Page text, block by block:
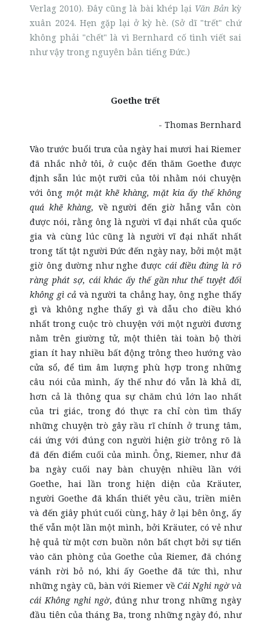
Verlag 2010). Đây cũng là bài khép lại Văn Bảnkỳ
xuân 2024. Hẹn gặp lại ở kỳ hè. (Sở dĩ "trết" chứ
không phải "chết" là vì Bernhard cố tình viết sai
như vậy trong nguyên bản tiếng Đức.)
Goethe trết
- Thomas Bernhard
Vào trước buổi trưa của ngày hai mươi hai Riemer
đã nhắc nhở tôi, ở cuộc đến thăm Goethe được
định sẵn lúc một rưỡi của tôi nhằm nói chuyện
với ông một mặt khẽ khàng, mặt kia ấy thế không
quá khẽ khàng, về người đến giờ hẵng vẫn còn
được nói, rằng ông là người vĩ đại nhất của quốc
gia và cùng lúc cũng là người vĩ đại nhất nhất
trong tất tật người Đức đến ngày nay, bởi một mặt
giờ ông dường như nghe được cái điều đúng là rõ
ràng phát sợ, cái khác ấy thế gần như thế tuyệt đối
không gì cả và người ta chẳng hay, ông nghe thấy
gì và không nghe thấy gì và dẫu cho điều khó
nhất trong cuộc trò chuyện với một người đương
nằm trên giường tử, một thiên tài toàn bộ thời
gian ít hay nhiều bất động trông theo hướng vào
cửa sổ, để tìm âm lượng phù hợp trong những
câu nói của mình, ấy thế như đó vẫn là khả dĩ,
hơn cả là thông qua sự chăm chú lớn lao nhất
của tri giác, trong đó thực ra chỉ còn tìm thấy
những chuyện trò gây rầu rĩ chính ở trung tâm,
cái ứng với đúng con người hiện giờ trông rõ là
đã đến điểm cuối của mình. Ông, Riemer, như đã
ba ngày cuối nay bàn chuyện nhiều lần với
Goethe, hai lần trong hiện diện của Kräuter,
người Goethe đã khẩn thiết yêu cầu, triền miên
và đến giây phút cuối cùng, hãy ở lại bên ông, ấy
thế vẫn một lần một mình, bởi Kräuter, có vẻ như
hệ quả từ một cơn buồn nôn bất chợt bởi sự tiến
vào căn phòng của Goethe của Riemer, đã chóng
vánh rời bỏ nó, khi ấy Goethe đã tức thì, như
những ngày cũ, bàn với Riemer vềCái Nghi ngờ và
cái Không nghi ngờ, đúng như trong những ngày
đầu tiên của tháng Ba, trong những ngày đó, như